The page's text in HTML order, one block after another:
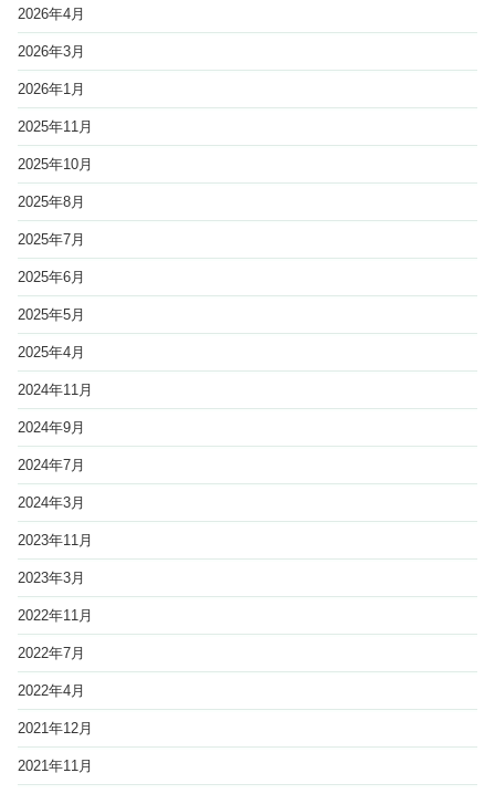
2026年4月
2026年3月
2026年1月
2025年11月
2025年10月
2025年8月
2025年7月
2025年6月
2025年5月
2025年4月
2024年11月
2024年9月
2024年7月
2024年3月
2023年11月
2023年3月
2022年11月
2022年7月
2022年4月
2021年12月
2021年11月